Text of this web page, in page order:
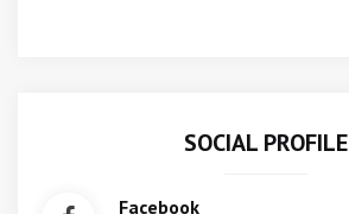
SOCIAL PROFILE
Facebook